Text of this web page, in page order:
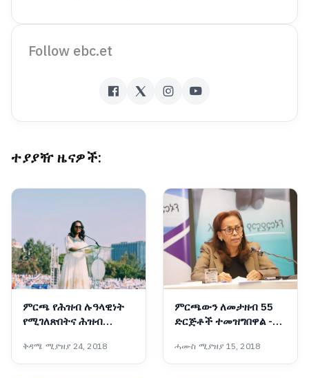
Follow ebc.et
ተያያዥ ዜናዎች:
ምርጫ የሕዝብ ሉዓላዊነት
የሚገለጽበትና ሕዝብ
የሚመሠርትበትም ሂደት
ነው፡- ከንቲባ አዳነች አቤቤ
ቅዳሜ ሚያዝያ 24, 2018
ምርጫውን ለመታዘብ 55
ድርጅቶች ተመዝግበዋል -
ሓሙስ ሚያዝያ 15, 2018